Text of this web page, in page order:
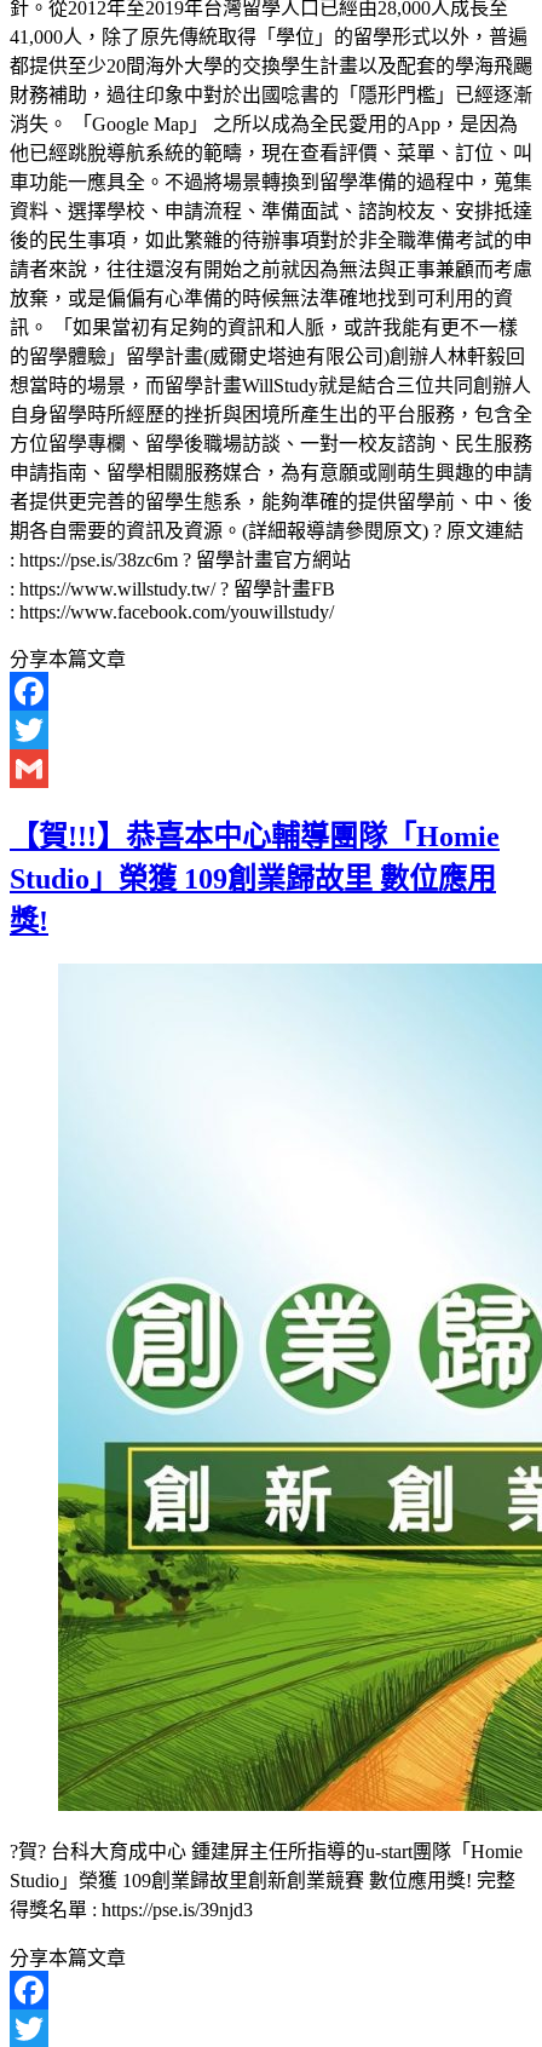
針。從2012年至2019年台灣留學人口已經由28,000人成長至
41,000人，除了原先傳統取得「學位」的留學形式以外，普遍
都提供至少20間海外大學的交換學生計畫以及配套的學海飛颺
財務補助，過往印象中對於出國唸書的「隱形門檻」已經逐漸
消失。 「Google Map」 之所以成為全民愛用的App，是因為
他已經跳脫導航系統的範疇，現在查看評價、菜單、訂位、叫
車功能一應具全。不過將場景轉換到留學準備的過程中，蒐集
資料、選擇學校、申請流程、準備面試、諮詢校友、安排抵達
後的民生事項，如此繁雜的待辦事項對於非全職準備考試的申
請者來說，往往還沒有開始之前就因為無法與正事兼顧而考慮
放棄，或是偏偏有心準備的時候無法準確地找到可利用的資
訊。 「如果當初有足夠的資訊和人脈，或許我能有更不一樣
的留學體驗」留學計畫(威爾史塔迪有限公司)創辦人林軒毅回
想當時的場景，而留學計畫WillStudy就是結合三位共同創辦人
自身留學時所經歷的挫折與困境所產生出的平台服務，包含全
方位留學專欄、留學後職場訪談、一對一校友諮詢、民生服務
申請指南、留學相關服務媒合，為有意願或剛萌生興趣的申請
者提供更完善的留學生態系，能夠準確的提供留學前、中、後
期各自需要的資訊及資源。(詳細報導請參閱原文) ? 原文連結
: https://pse.is/38zc6m​ ? 留學計畫官方網站
: https://www.willstudy.tw/ ? 留學計畫FB
: https://www.facebook.com/youwillstudy/
分享本篇文章
Facebook
Twitter
【賀!!!】恭喜本中心輔導團隊「Homie
Studio」榮獲 109創業歸故里 數位應用
獎!
?賀? 台科大育成中心 鍾建屏主任所指導的u-start團隊「Homie
Studio」榮獲 109創業歸故里創新創業競賽 數位應用獎! 完整
得獎名單 : https://pse.is/39njd3
分享本篇文章
Facebook